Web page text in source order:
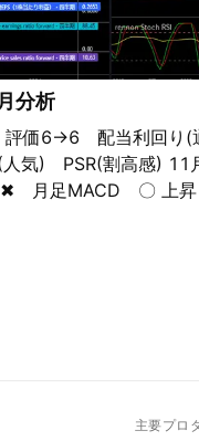
分析
価6→6 配当利回り
人気) PSR(割高感)
足MACD 〇 上昇
かですね 12月分析
主要プロ